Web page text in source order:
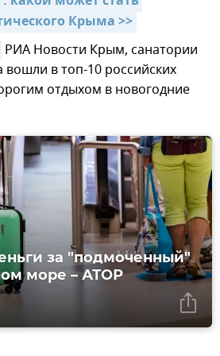
Крыма >>
РИА Новости Крым, санатории
в топ-10 российских
отдыхом в новогодние
за "подмоченный"
море – АТОР